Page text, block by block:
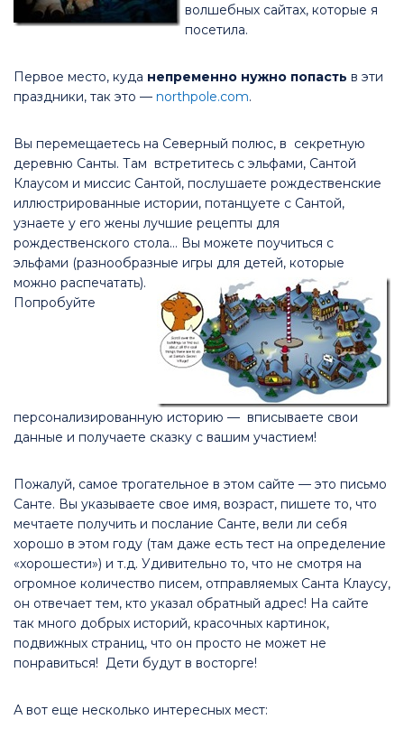
волшебных сайтах, которые я
посетила.
Первое место, куда непременно нужно попасть в эти
праздники, так это — northpole.com.
Вы перемещаетесь на Северный полюс, в секретную
деревню Санты. Там встретитесь с эльфами, Сантой
Клаусом и миссис Сантой, послушаете рождественские
иллюстрированные истории, потанцуете с Сантой,
узнаете у его жены лучшие рецепты для
рождественского стола… Вы можете поучиться с
эльфами (разнообразные игры для детей, которые
можно распечатать).
Попробуйте
персонализированную историю — вписываете свои
данные и получаете сказку с вашим участием!
Пожалуй, самое трогательное в этом сайте — это письмо
Санте. Вы указываете свое имя, возраст, пишете то, что
мечтаете получить и послание Санте, вели ли себя
хорошо в этом году (там даже есть тест на определение
«хорошести») и т.д. Удивительно то, что не смотря на
огромное количество писем, отправляемых Санта Клаусу,
он отвечает тем, кто указал обратный адрес! На сайте
так много добрых историй, красочных картинок,
подвижных страниц, что он просто не может не
понравиться! Дети будут в восторге!
А вот еще несколько интересных мест: